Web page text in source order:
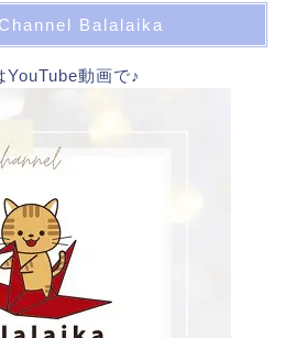
Balalaika
YouTube動画で♪